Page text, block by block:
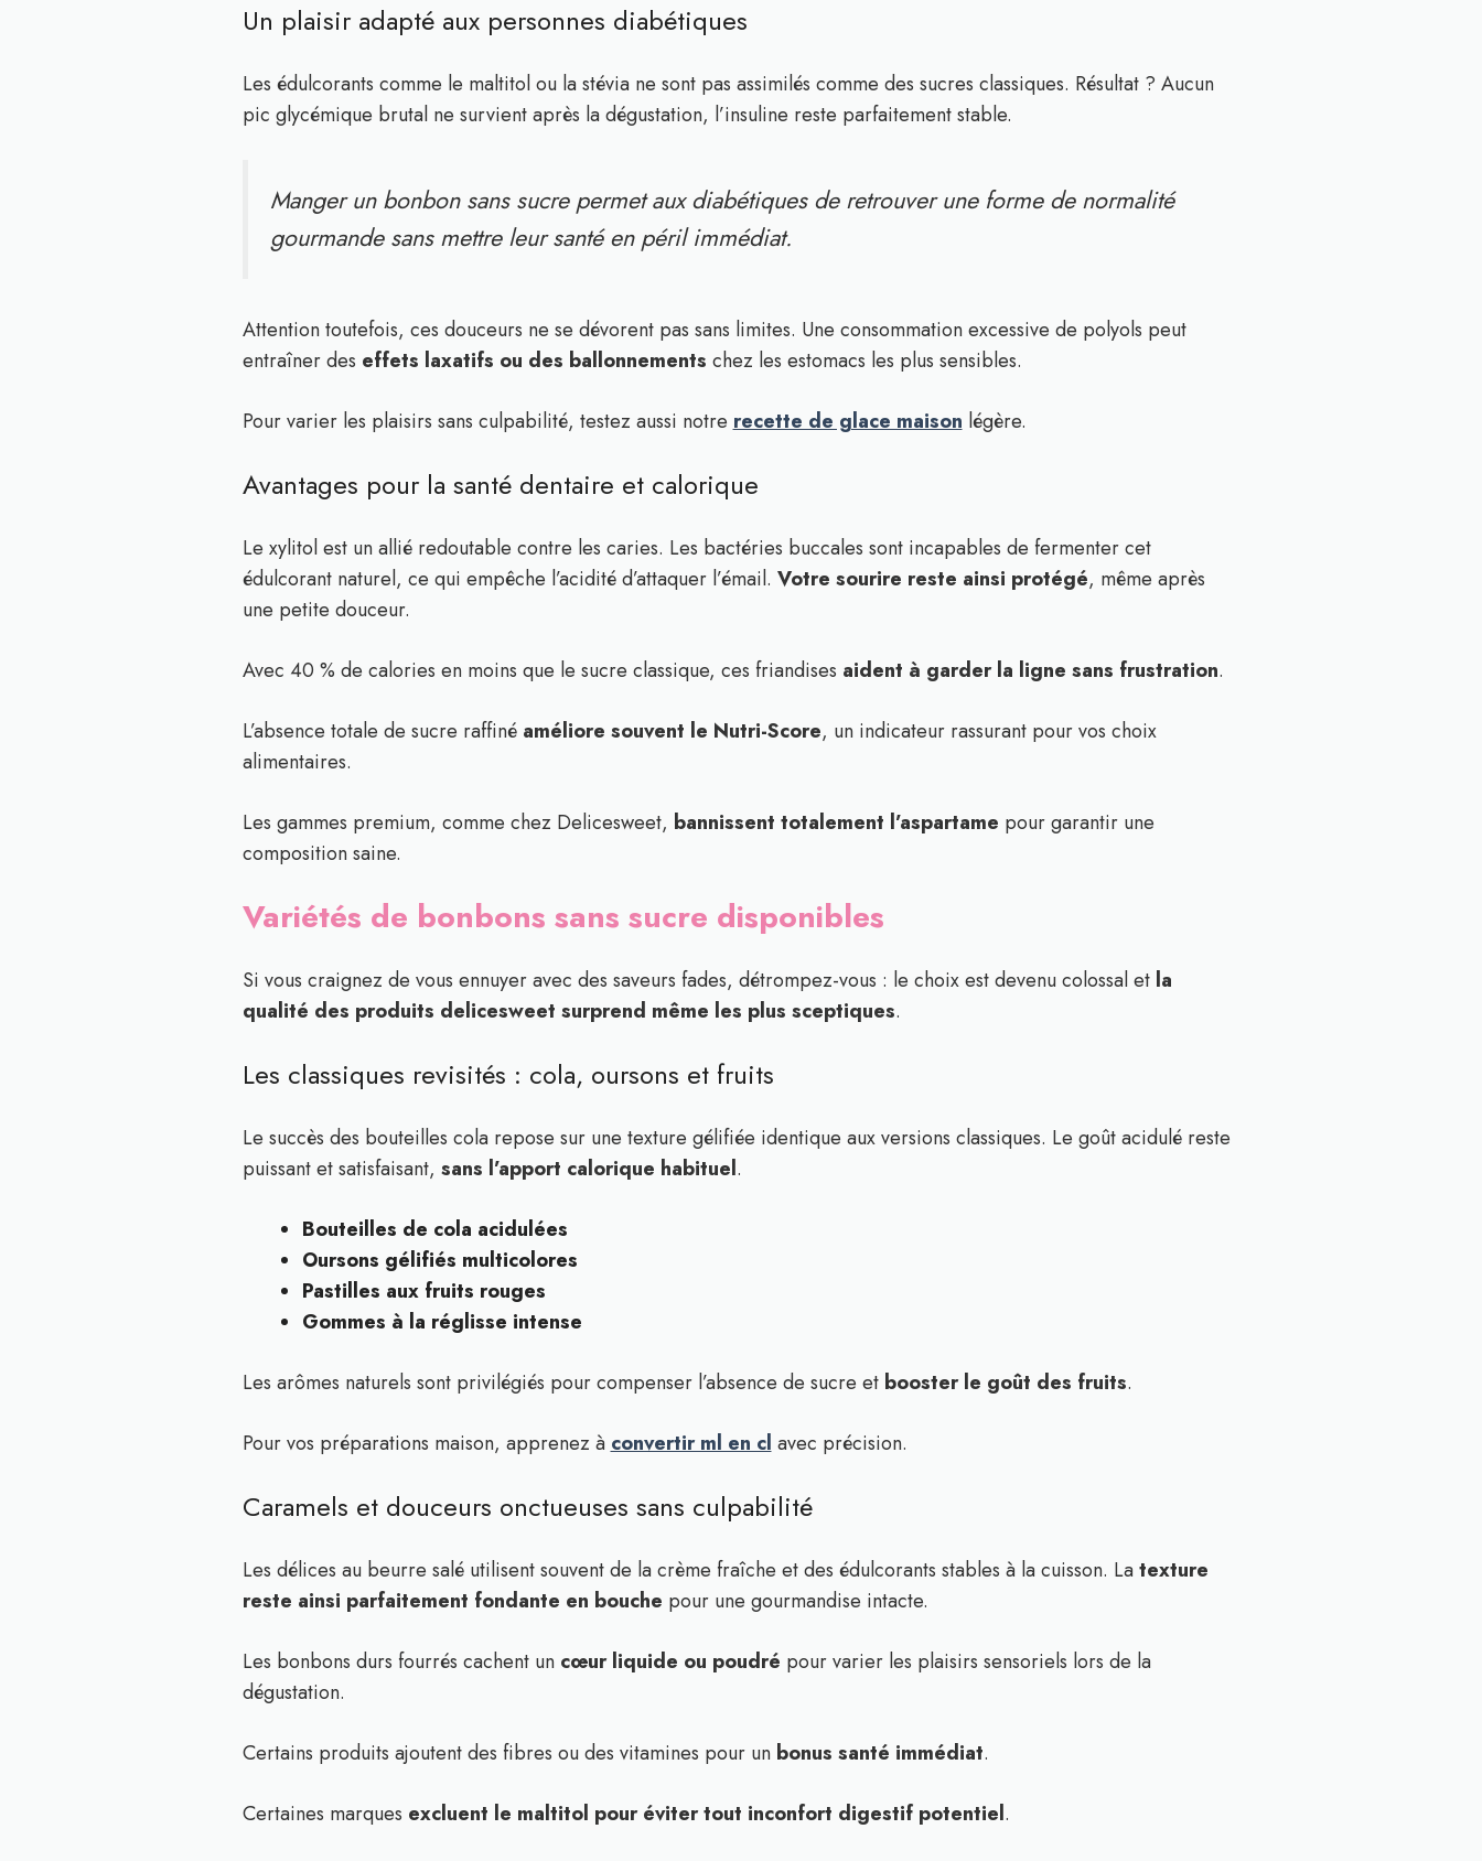
Un plaisir adapté aux personnes diabétiques
Les édulcorants comme le maltitol ou la stévia ne sont pas assimilés comme des sucres classiques. Résultat ? Aucun
pic glycémique brutal ne survient après la dégustation, l’insuline reste parfaitement stable.
Manger un bonbon sans sucre permet aux diabétiques de retrouver une forme de normalité
gourmande sans mettre leur santé en péril immédiat.
Attention toutefois, ces douceurs ne se dévorent pas sans limites. Une consommation excessive de polyols peut
entraîner des effets laxatifs ou des ballonnements chez les estomacs les plus sensibles.
Pour varier les plaisirs sans culpabilité, testez aussi notrerecette de glace maisonlégère.
Avantages pour la santé dentaire et calorique
Le xylitol est un allié redoutable contre les caries. Les bactéries buccales sont incapables de fermenter cet
édulcorant naturel, ce qui empêche l’acidité d’attaquer l’émail. Votre sourire reste ainsi protégé, même après
une petite douceur.
Avec 40 % de calories en moins que le sucre classique, ces friandises aident à garder la ligne sans frustration.
L’absence totale de sucre raffiné améliore souvent le Nutri-Score, un indicateur rassurant pour vos choix
alimentaires.
Les gammes premium, comme chez Delicesweet, bannissent totalement l’aspartame pour garantir une
composition saine.
Variétés de bonbons sans sucre disponibles
Si vous craignez de vous ennuyer avec des saveurs fades, détrompez-vous : le choix est devenu colossal et la
qualité des produits delicesweet surprend même les plus sceptiques.
Les classiques revisités : cola, oursons et fruits
Le succès des bouteilles cola repose sur une texture gélifiée identique aux versions classiques. Le goût acidulé reste
puissant et satisfaisant, sans l’apport calorique habituel.
Bouteilles de cola acidulées
Oursons gélifiés multicolores
Pastilles aux fruits rouges
Gommes à la réglisse intense
Les arômes naturels sont privilégiés pour compenser l’absence de sucre et booster le goût des fruits.
Pour vos préparations maison, apprenez àconvertir ml en clavec précision.
Caramels et douceurs onctueuses sans culpabilité
Les délices au beurre salé utilisent souvent de la crème fraîche et des édulcorants stables à la cuisson. Latexture
reste ainsi parfaitement fondante en bouche pour une gourmandise intacte.
Les bonbons durs fourrés cachent un cœur liquide ou poudré pour varier les plaisirs sensoriels lors de la
dégustation.
Certains produits ajoutent des fibres ou des vitamines pour un bonus santé immédiat.
Certaines marques excluent le maltitol pour éviter tout inconfort digestif potentiel.